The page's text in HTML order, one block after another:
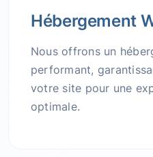
Hébergement
Nous offrons un
performant,
votre site pour une
optimale.